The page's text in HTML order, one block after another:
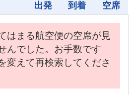
出発 到着 空席
はまる航空便の空席が見
んでした。お手数です
変えて再検索してくださ